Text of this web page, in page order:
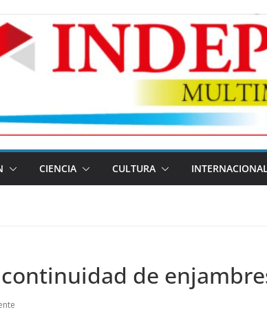
CIENCIA CULTURA
de